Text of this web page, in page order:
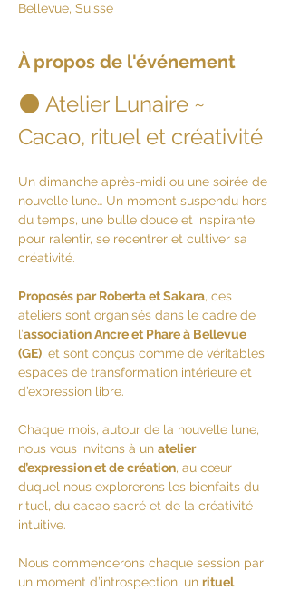
Bellevue, Suisse
À propos de l'événement
🌑 Atelier Lunaire ~
Cacao, rituel et créativité
Un dimanche après-midi ou une soirée de
nouvelle lune… Un moment suspendu hors
du temps, une bulle douce et inspirante
pour ralentir, se recentrer et cultiver sa
créativité.
Proposés par Roberta et Sakara, ces
ateliers sont organisés dans le cadre de
l’association Ancre et Phare à Bellevue
(GE), et sont conçus comme de véritables
espaces de transformation intérieure et
d’expression libre.
Chaque mois, autour de la nouvelle lune,
nous vous invitons à un atelier
d’expression et de création, au cœur
duquel nous explorerons les bienfaits du
rituel, du cacao sacré et de la créativité
intuitive.
Nous commencerons chaque session par
un moment d’introspection, un rituel